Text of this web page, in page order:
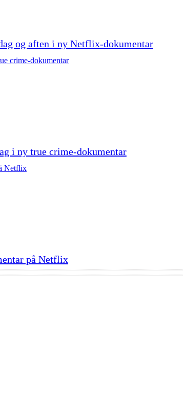
og aften i ny Netflix-dokumentar
i ny true crime-dokumentar
på Netflix